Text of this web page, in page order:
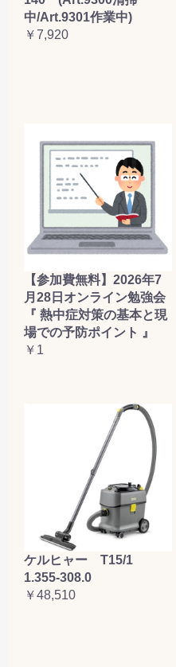
お買い物を続ける
中/Art.9301作業中)
￥7,920
【参加費無料】2026年7
月28日オンライン勉強会
『 熱中症対策の基本と現
場での予防ポイント 』
￥1
ケルヒャー T15/1
1.355-308.0
￥48,510